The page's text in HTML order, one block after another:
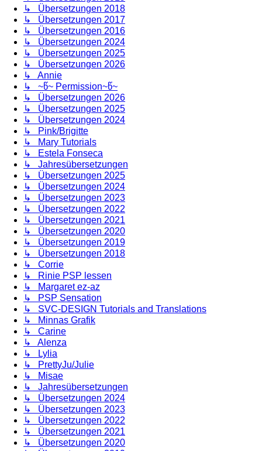
↳ Übersetzungen 2018
↳ Übersetzungen 2017
↳ Übersetzungen 2016
↳ Übersetzungen 2024
↳ Übersetzungen 2025
↳ Übersetzungen 2026
↳ Annie
↳ ~წ~ Permission~წ~
↳ Übersetzungen 2026
↳ Übersetzungen 2025
↳ Übersetzungen 2024
↳ Pink/Brigitte
↳ Mary Tutorials
↳ Estela Fonseca
↳ Jahresübersetzungen
↳ Übersetzungen 2025
↳ Übersetzungen 2024
↳ Übersetzungen 2023
↳ Übersetzungen 2022
↳ Übersetzungen 2021
↳ Übersetzungen 2020
↳ Übersetzungen 2019
↳ Übersetzungen 2018
↳ Corrie
↳ Rinie PSP lessen
↳ Margaret ez-az
↳ PSP Sensation
↳ SVC-DESIGN Tutorials and Translations
↳ Minnas Grafik
↳ Carine
↳ Alenza
↳ Lylia
↳ PrettyJu/Julie
↳ Misae
↳ Jahresübersetzungen
↳ Übersetzungen 2024
↳ Übersetzungen 2023
↳ Übersetzungen 2022
↳ Übersetzungen 2021
↳ Übersetzungen 2020